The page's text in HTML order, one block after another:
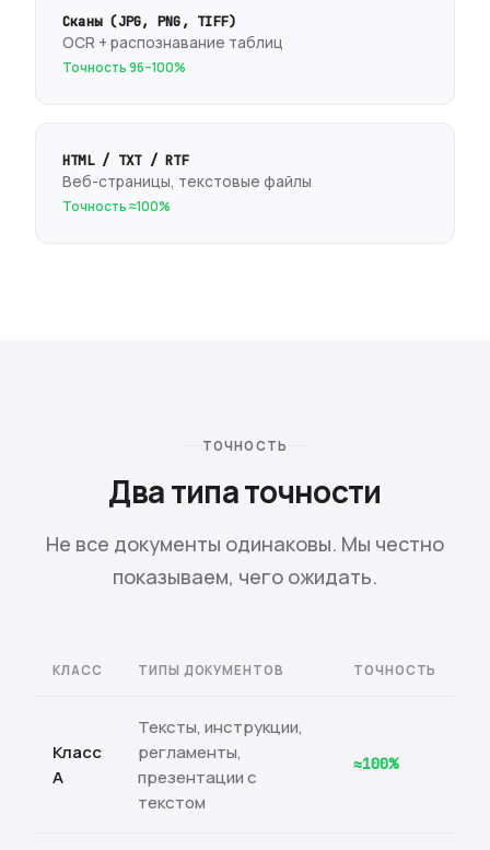
Сканы (JPG, PNG, TIFF)
OCR + распознавание таблиц
Точность 96–100%
HTML / TXT / RTF
Веб-страницы, текстовые файлы
Точность ≈100%
ТОЧНОСТЬ
Два типа точности
Не все документы одинаковы. Мы честно
показываем, чего ожидать.
КЛАСС ТИПЫ ДОКУМЕНТОВ ТОЧНОСТЬ
Класс
A
Тексты, инструкции,
регламенты,
презентации с
текстом
≈100%